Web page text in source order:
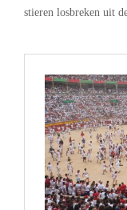
stieren losbreken uit